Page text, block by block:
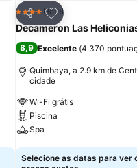
Partilhar
Adicionar aos
4 EstrelasHotel
Decameron Las
8,9 Excelente (4.370
Quimbaya, a 2.9 km de
cidade
Wi-Fi grátis
Piscina
Spa
Ver preços
Selecione as datas para ver